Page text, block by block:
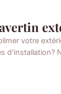
votre
d'installation?